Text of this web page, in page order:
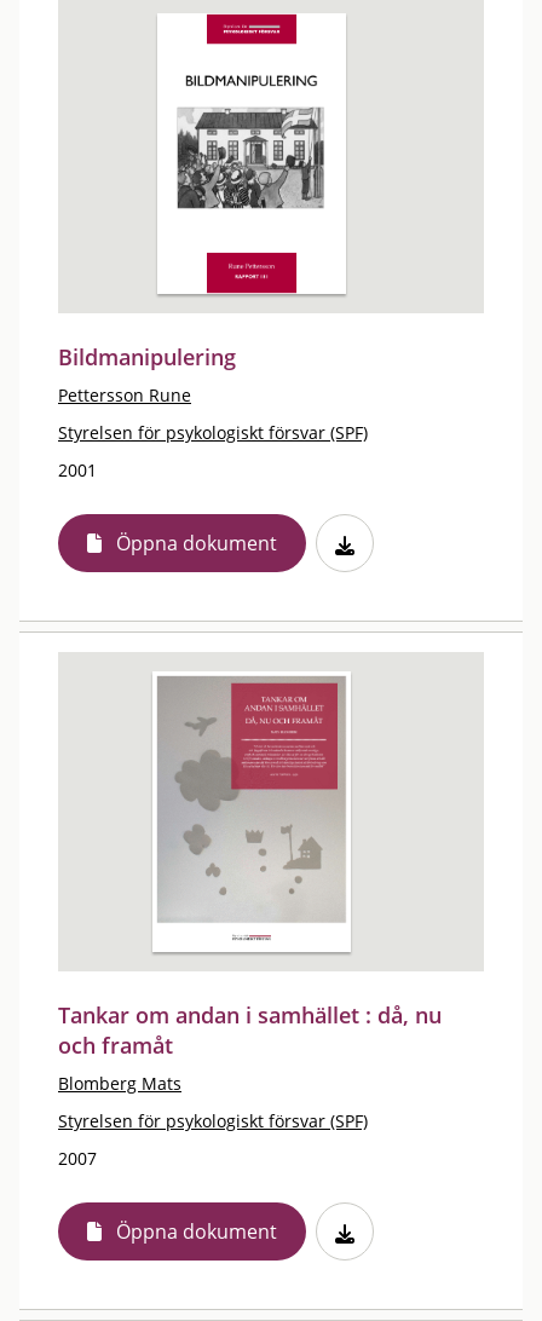
Bildmanipulering
Pettersson Rune
Styrelsen för psykologiskt försvar (SPF)
2001
Öppna dokument
Tankar om andan i samhället : då, nu
och framåt
Blomberg Mats
Styrelsen för psykologiskt försvar (SPF)
2007
Öppna dokument